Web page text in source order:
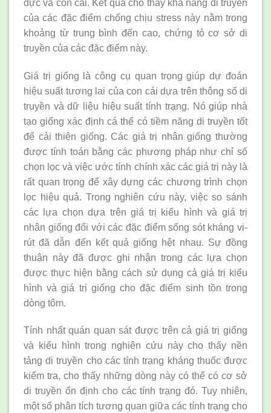
đực và con cái. Kết quả cho thấy khả năng di truyền
của các đặc điểm chống chịu stress này nằm trong
khoảng từ trung bình đến cao, chứng tỏ cơ sở di
truyền của các đặc điểm này.
Giá trị giống là công cụ quan trọng giúp dự đoán
hiệu suất tương lai của con cái dựa trên thông số di
truyền và dữ liệu hiệu suất tính trạng. Nó giúp nhà
tạo giống xác định cá thể có tiềm năng di truyền tốt
để cải thiện giống. Các giá trị nhân giống thường
được tính toán bằng các phương pháp như chỉ số
chọn lọc và việc ước tính chính xác các giá trị này là
rất quan trọng để xây dựng các chương trình chọn
lọc hiệu quả. Trong nghiên cứu này, việc so sánh
các lựa chọn dựa trên giá trị kiểu hình và giá trị
nhân giống đối với các đặc điểm sống sót kháng vi-
rút đã dẫn đến kết quả giống hệt nhau. Sự đồng
thuận này đã được ghi nhận trong các lựa chọn
được thực hiện bằng cách sử dụng cả giá trị kiểu
hình và giá trị giống cho đặc điểm sinh tồn trong
dòng tôm.
Tính nhất quán quan sát được trên cả giá trị giống
và kiểu hình trong nghiên cứu này cho thấy nền
tảng di truyền cho các tính trạng kháng thuốc được
kiểm tra, cho thấy những dòng này có thể có cơ sở
di truyền ổn định cho các tính trạng đó. Tuy nhiên,
một số phân tích tương quan giữa các tính trạng cho